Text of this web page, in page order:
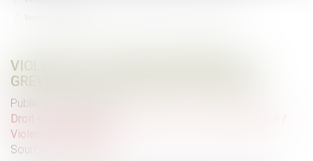
VIOLENCE À L’ÉGARD DES FEMMES : LE
GREVIO PUBLIE SON RAPPORT ANNUEL
Publié le :
Droit de la famille, des personnes et de leur patrimoine
Violences familiales
Source :